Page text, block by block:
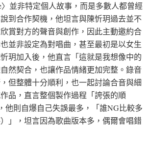
〉並非特定個人故事，而是多數人都曾經
到合作契機，他坦言與陳忻玥過去並不
賞對方的聲音與創作，因此主動邀約合
並非設定為對唱曲，甚至最初是以女生
玥加入後，他直言「這就是我想像中的
然契合，也讓作品情緒更加完整。錄音
但整體十分順利，也一起討論合音與細
品，直言整個製作過程「誇張的順
他則自爆自己失誤最多，「誰NG比較多
」，坦言因為歌曲版本多，偶爾會唱錯